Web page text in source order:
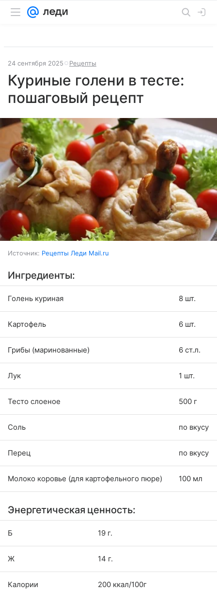
24 сентября 2025 Рецепты
Куриные голени в тесте:
пошаговый рецепт
Источник: Рецепты Леди Mail.ru
Ингредиенты:
Голень куриная 8 шт.
Картофель 6 шт.
Грибы (маринованные) 6 ст.л.
Лук 1 шт.
Тесто слоеное 500 г
Соль по вкусу
Перец по вкусу
Молоко коровье (для картофельного пюре) 100 мл
Энергетическая ценность:
Б 19 г.
Ж 14 г.
Калории 200 ккал/100г